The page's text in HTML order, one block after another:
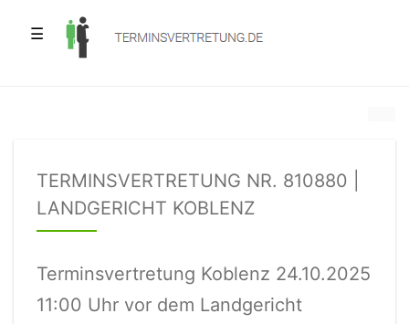
☰
TERMINSVERTRETUNG NR. 810880 |
LANDGERICHT KOBLENZ
Terminsvertretung Koblenz 24.10.2025
11:00 Uhr vor dem Landgericht